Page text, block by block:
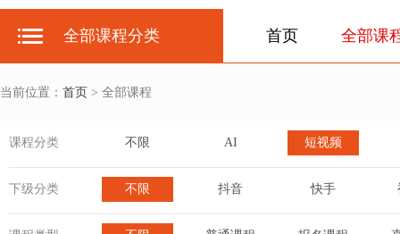
全部课程分类 首页 全部课
当前位置： 首页 > 全部课程
课程分类 不限 AI 短视频
下级分类 不限 抖音 快手